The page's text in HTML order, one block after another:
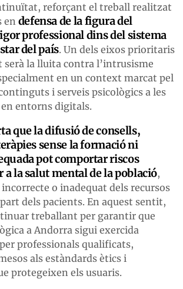
reforçant el treball realitzat
en defensa de la figura del
professional dins del sistema
del país. Un dels eixos prioritaris
serà la lluita contra l’intrusisme
en un context marcat pel
i serveis psicològics a les
entorns digitals.
que la difusió de consells,
sense la formació ni
pot comportar riscos
la salut mental de la població,
o inadequat dels recursos
dels pacients. En aquest sentit,
treballant per garantir que
a Andorra sigui exercida
professionals qualificats,
als estàndards ètics i
protegeixen els usuaris.